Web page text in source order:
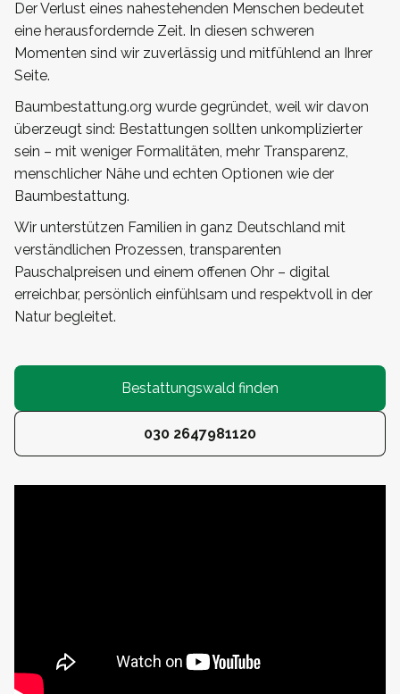
Der Verlust eines nahestehenden Menschen bedeutet
eine herausfordernde Zeit. In diesen schweren
Momenten sind wir zuverlässig und mitfühlend an Ihrer
Seite.
Baumbestattung.org wurde gegründet, weil wir davon
überzeugt sind: Bestattungen sollten unkomplizierter
sein – mit weniger Formalitäten, mehr Transparenz,
menschlicher Nähe und echten Optionen wie der
Baumbestattung.
Wir unterstützen Familien in ganz Deutschland mit
verständlichen Prozessen, transparenten
Pauschalpreisen und einem offenen Ohr – digital
erreichbar, persönlich einfühlsam und respektvoll in der
Natur begleitet.
Bestattungswald finden
030 2647981120